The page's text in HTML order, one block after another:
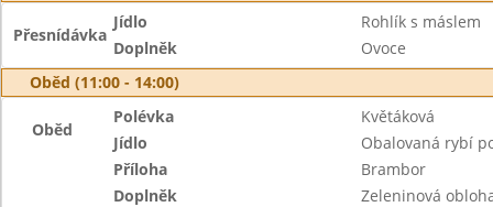
Přesnídávka
Jídlo
Rohlík s máslem
Doplněk
Ovoce
Oběd (11:00 - 14:00)
Oběd
Polévka
Květáková
Jídlo
Obalovaná rybí
Příloha
Brambor
Doplněk
Zeleninová